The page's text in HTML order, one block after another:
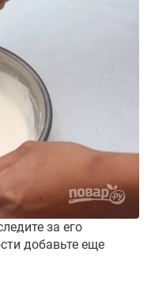
за его
добавьте еще